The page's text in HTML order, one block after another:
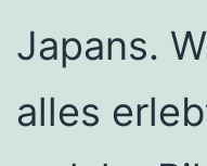
Japans.
alles